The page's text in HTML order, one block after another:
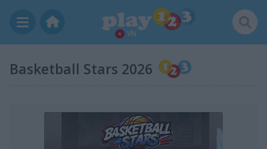
VN
Basketball Stars 2026